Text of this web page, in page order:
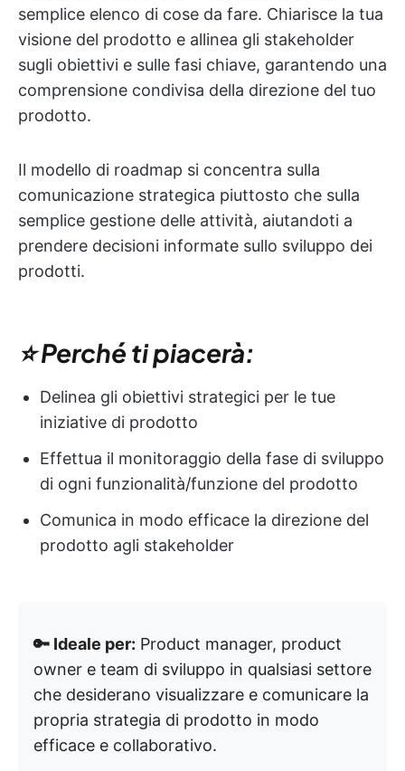
semplice elenco di cose da fare. Chiarisce la tua
visione del prodotto e allinea gli stakeholder
sugli obiettivi e sulle fasi chiave, garantendo una
comprensione condivisa della direzione del tuo
prodotto.
Il modello di roadmap si concentra sulla
comunicazione strategica piuttosto che sulla
semplice gestione delle attività, aiutandoti a
prendere decisioni informate sullo sviluppo dei
prodotti.
⭐ Perché ti piacerà:
Delinea gli obiettivi strategici per le tue
iniziative di prodotto
Effettua il monitoraggio della fase di sviluppo
di ogni funzionalità/funzione del prodotto
Comunica in modo efficace la direzione del
prodotto agli stakeholder
🔑 Ideale per: Product manager, product
owner e team di sviluppo in qualsiasi settore
che desiderano visualizzare e comunicare la
propria strategia di prodotto in modo
efficace e collaborativo.